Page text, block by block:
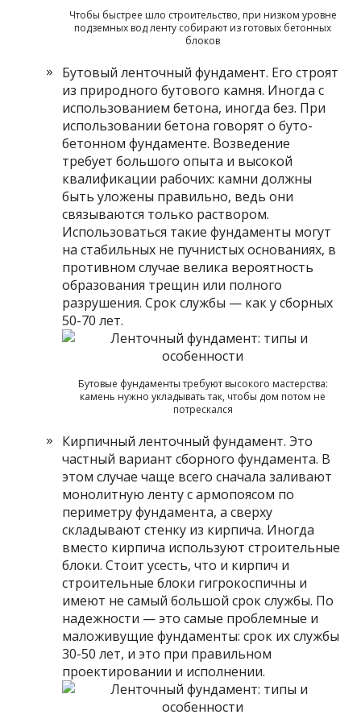
Чтобы быстрее шло строительство, при низком уровне
подземных вод ленту собирают из готовых бетонных
блоков
Бутовый ленточный фундамент. Его строят
из природного бутового камня. Иногда с
использованием бетона, иногда без. При
использовании бетона говорят о буто-
бетонном фундаменте. Возведение
требует большого опыта и высокой
квалификации рабочих: камни должны
быть уложены правильно, ведь они
связываются только раствором.
Использоваться такие фундаменты могут
на стабильных не пучнистых основаниях, в
противном случае велика вероятность
образования трещин или полного
разрушения. Срок службы — как у сборных
50-70 лет.
Бутовые фундаменты требуют высокого мастерства:
камень нужно укладывать так, чтобы дом потом не
потрескался
Кирпичный ленточный фундамент. Это
частный вариант сборного фундамента. В
этом случае чаще всего сначала заливают
монолитную ленту с армопоясом по
периметру фундамента, а сверху
складывают стенку из кирпича. Иногда
вместо кирпича используют строительные
блоки. Стоит усесть, что и кирпич и
строительные блоки гигрокоспичны и
имеют не самый большой срок службы. По
надежности — это самые проблемные и
маложивущие фундаменты: срок их службы
30-50 лет, и это при правильном
проектировании и исполнении.